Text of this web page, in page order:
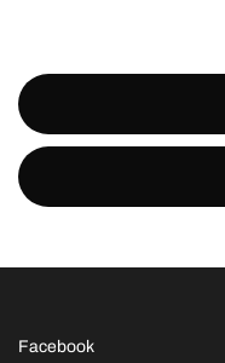
Facebook